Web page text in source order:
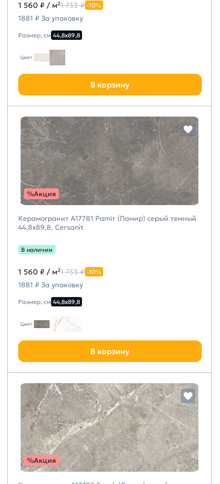
1 560 ₽ / м²1 733 ₽ -10%
1881 ₽ За упаковку
Размер, см 44,8х89,8
Цвет
В корзину
%Акция
Керамогранит A17781 Pamir (Памир) серый темный
44,8х89,8, Cersanit
В наличии
1 560 ₽ / м²1 733 ₽ -10%
1881 ₽ За упаковку
Размер, см 44,8х89,8
Цвет
В корзину
%Акция